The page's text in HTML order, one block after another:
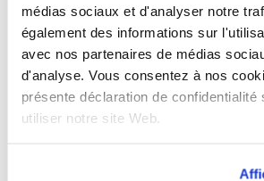
médias sociaux et d'analyser notre
également des informations sur
avec nos partenaires de médias
d'analyse. Vous consentez à nos
présente déclaration de confidentialité
utiliser notre site Web.
de nos avocats pour obtenir des
spécifiques à votre situation.
Les lois néerlandaises en
recouvrement de créances
Souhaitez-vous intenter une action
reposer sur plusieurs lois